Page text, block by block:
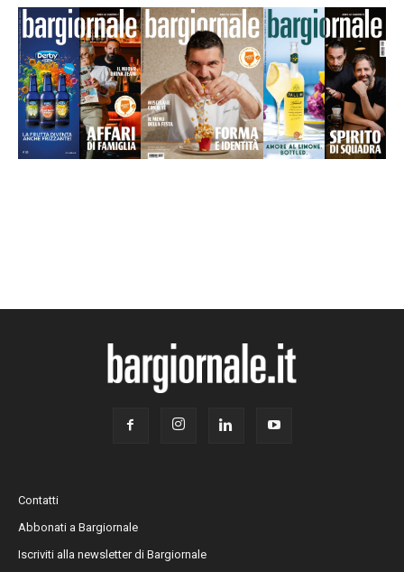
Contatti
Abbonati a Bargiornale
Iscriviti alla newsletter di Bargiornale